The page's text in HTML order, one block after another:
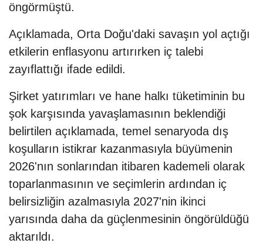
öngörmüştü.
Açıklamada, Orta Doğu'daki savaşın yol açtığı
etkilerin enflasyonu artırırken iç talebi
zayıflattığı ifade edildi.
Şirket yatırımları ve hane halkı tüketiminin bu
şok karşısında yavaşlamasının beklendiği
belirtilen açıklamada, temel senaryoda dış
koşulların istikrar kazanmasıyla büyümenin
2026'nın sonlarından itibaren kademeli olarak
toparlanmasının ve seçimlerin ardından iç
belirsizliğin azalmasıyla 2027'nin ikinci
yarısında daha da güçlenmesinin öngörüldüğü
aktarıldı.